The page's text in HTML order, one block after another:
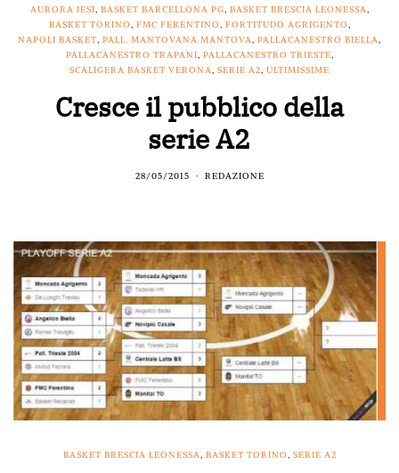
AURORA JESI, BASKET BARCELLONA PG, BASKET BRESCIA LEONESSA,
BASKET TORINO, FMC FERENTINO, FORTITUDO AGRIGENTO,
NAPOLI BASKET, PALL. MANTOVANA MANTOVA, PALLACANESTRO BIELLA,
PALLACANESTRO TRAPANI, PALLACANESTRO TRIESTE,
SCALIGERA BASKET VERONA, SERIE A2, ULTIMISSIME
Cresce il pubblico della
serie A2
28/05/2015 REDAZIONE
BASKET BRESCIA LEONESSA, BASKET TORINO, SERIE A2